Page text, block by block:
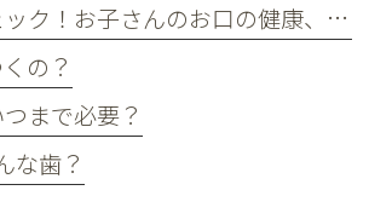
新学期前にチェック！お子さんのお口の健康、大丈夫？
の？
まで必要？
な歯？